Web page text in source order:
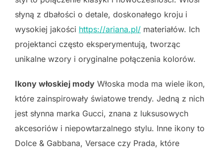
słyną z dbałości o detale, doskonałego kroju i
wysokiej jakości https://ariana.pl/ materiałów. Ich
projektanci często eksperymentują, tworząc
unikalne wzory i oryginalne połączenia kolorów.
Ikony włoskiej mody Włoska moda ma wiele ikon,
które zainspirowały światowe trendy. Jedną z nich
jest słynna marka Gucci, znana z luksusowych
akcesoriów i niepowtarzalnego stylu. Inne ikony to
Dolce & Gabbana, Versace czy Prada, które